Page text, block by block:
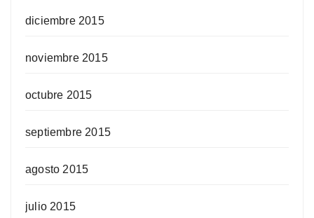
diciembre 2015
noviembre 2015
octubre 2015
septiembre 2015
agosto 2015
julio 2015